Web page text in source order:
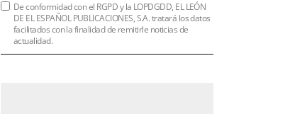
De conformidad con el RGPD y la LOPDGDD, EL LEÓN
DE EL ESPAÑOL PUBLICACIONES, S.A. tratará los datos
facilitados con la finalidad de remitirle noticias de
actualidad.